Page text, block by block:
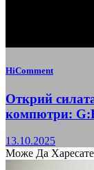
HiComment
Открий
компютри:
13.10.2025
Може Да Харесате